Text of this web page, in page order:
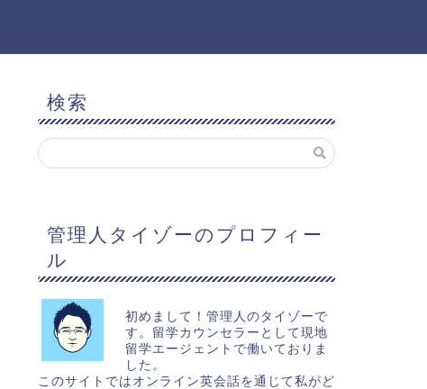
検索
管理人タイゾーのプロフィー
ル
初めまして！管理人のタイゾーで
す。留学カウンセラーとして現地
留学エージェントで働いておりま
した。
このサイトではオンライン英会話を通じて私がど